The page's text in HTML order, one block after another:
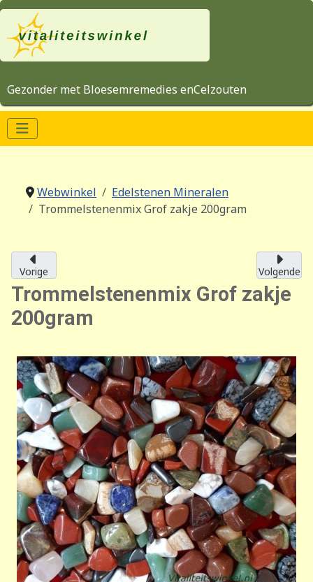
Gezonder met Bloesemremedies enCelzouten
Webwinkel
Edelstenen Mineralen
Trommelstenenmix Grof zakje 200gram
Vorige Volgende
Trommelstenenmix Grof zakje
200gram